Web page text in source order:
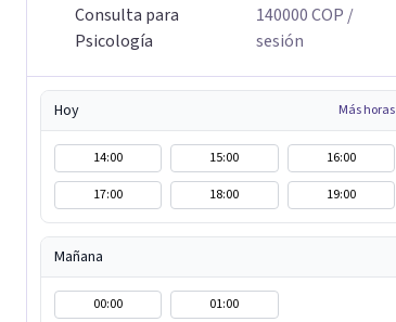
Consulta para
Psicología
140000COP /
sesión
Hoy Más horas
14:00 15:00
16:00
17:00
18:00 19:00
Mañana
00:00 01:00